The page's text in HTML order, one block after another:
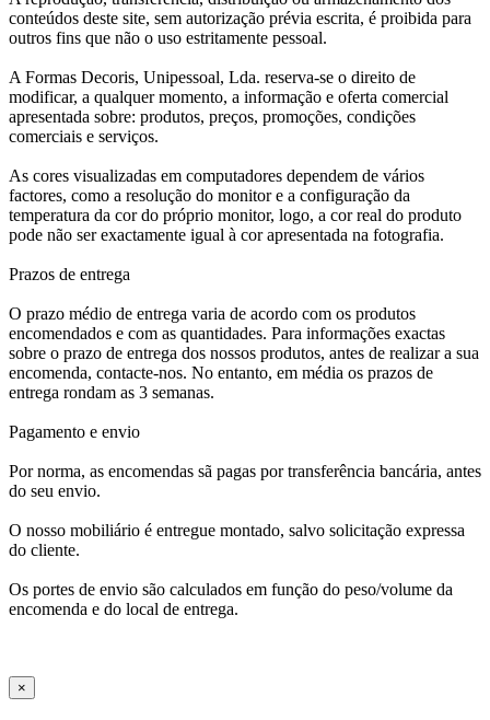
conteúdos deste site, sem autorização prévia escrita, é proibida para
outros fins que não o uso estritamente pessoal.
A Formas Decoris, Unipessoal, Lda. reserva-se o direito de
modificar, a qualquer momento, a informação e oferta comercial
apresentada sobre: produtos, preços, promoções, condições
comerciais e serviços.
As cores visualizadas em computadores dependem de vários
factores, como a resolução do monitor e a configuração da
temperatura da cor do próprio monitor, logo, a cor real do produto
pode não ser exactamente igual à cor apresentada na fotografia.
Prazos de entrega
O prazo médio de entrega varia de acordo com os produtos
encomendados e com as quantidades. Para informações exactas
sobre o prazo de entrega dos nossos produtos, antes de realizar a sua
encomenda, contacte-nos. No entanto, em média os prazos de
entrega rondam as 3 semanas.
Pagamento e envio
Por norma, as encomendas sã pagas por transferência bancária, antes
do seu envio.
O nosso mobiliário é entregue montado, salvo solicitação expressa
do cliente.
Os portes de envio são calculados em função do peso/volume da
encomenda e do local de entrega.
×